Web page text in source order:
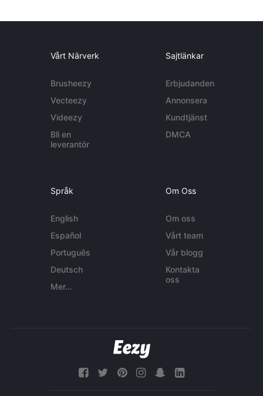
Vårt Närverk
Brusheezy
Vecteezy
Videezy
Bli en
leverantör
Sajtlänkar
Erbjudanden
Annonsera
Kundtjänst
DMCA
Språk
English
Español
Português
Deutsch
Mer...
Om Oss
Om oss
Vårt team
Vår blogg
Kontakta
oss